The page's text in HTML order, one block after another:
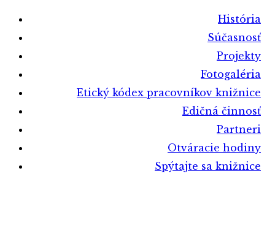
História
Súčasnosť
Projekty
Fotogaléria
Etický kódex pracovníkov knižnice
Edičná činnosť
Partneri
Otváracie hodiny
Spýtajte sa knižnice